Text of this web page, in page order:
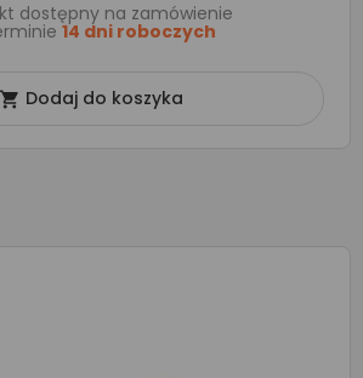
dostępny na zamówienie
14 dni roboczych
 Dodaj do koszyka